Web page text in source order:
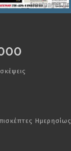
Ημερησίως